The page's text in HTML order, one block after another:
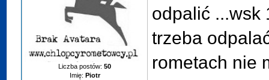
Liczba postów:50
Imię: Piotr
odpalić ...wsk
trzeba
rometach nie